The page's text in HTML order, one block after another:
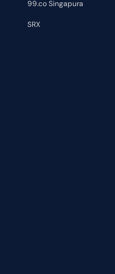
99.co Singapura
SRX